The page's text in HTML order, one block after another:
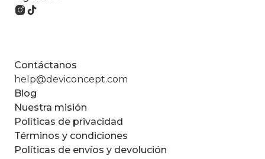
Contáctanos
help@deviconcept.com
Blog
Nuestra misión
Políticas de privacidad
Términos y condiciones
Políticas de envíos y devolución